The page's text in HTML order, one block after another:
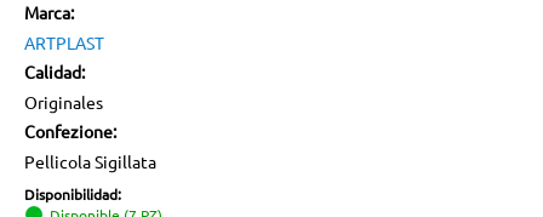
Marca:
ARTPLAST
Calidad:
Originales
Confezione:
Pellicola Sigillata
Disponibilidad: